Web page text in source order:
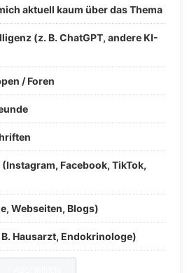
aktuell kaum über das Thema
(z. B. ChatGPT, andere KI-
/ Foren
Facebook, TikTok,
Webseiten, Blogs)
Hausarzt, Endokrinologe)